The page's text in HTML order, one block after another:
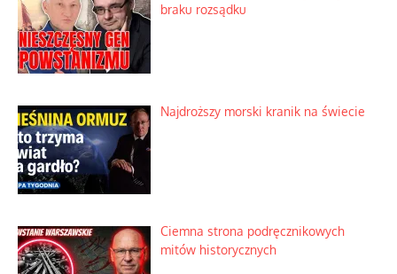
braku rozsądku
Najdroższy morski kranik na świecie
Ciemna strona podręcznikowych
mitów historycznych